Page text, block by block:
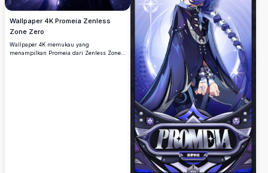
Wallpaper 4K Promeia Zenless
Zone Zero
Wallpaper 4K memukau yang
menampilkan Promeia dari Zenless Zone